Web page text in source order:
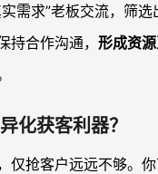
需求”老板交流，筛
持合作沟通， 形成资
化获客利器？
仅抢客户远远不够。